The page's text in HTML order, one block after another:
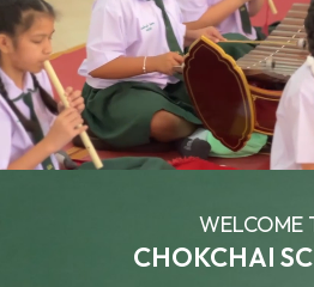
WELCOME
CHOKCHAI